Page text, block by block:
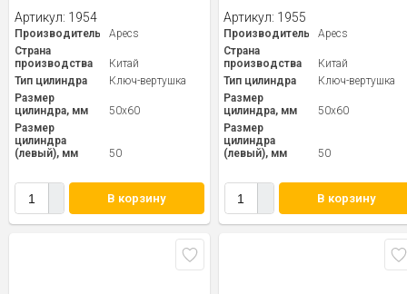
Артикул: 1954
Производитель
Apecs
Страна
производства
Китай
Тип цилиндра
Ключ-вертушка
Размер
цилиндра, мм
50x60
Размер
цилиндра
(левый), мм
50
В корзину
Артикул: 1955
Производитель
Apecs
Страна
производства
Китай
Тип цилиндра
Ключ-вертушка
Размер
цилиндра, мм
50x60
Размер
цилиндра
(левый), мм
50
В корзину